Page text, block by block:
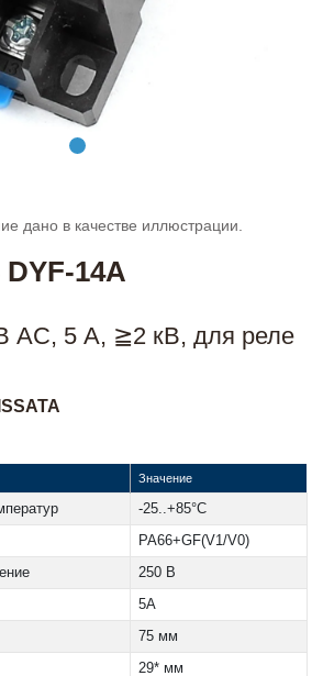
дано в качестве иллюстрации.
14A
AC, 5 А, ≧2 кВ, для реле
Значение
-25..+85°С
PA66+GF(V1/V0)
250 B
5А
75 мм
29* мм